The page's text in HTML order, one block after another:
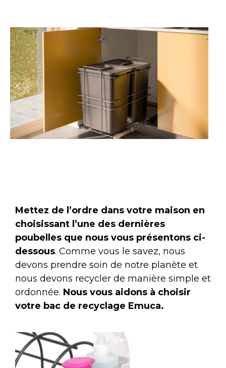
Mettez de l’ordre dans votre maison en
choisissant l’une des dernières
poubelles que nous vous présentons ci-
dessous. Comme vous le savez, nous
devons prendre soin de notre planète et
nous devons recycler de manière simple et
ordonnée. Nous vous aidons à choisir
votre bac de recyclage Emuca.